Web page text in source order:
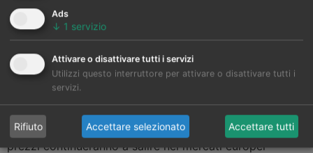
Leprevisioni di prezzodiAleaSoft Energy Forecasting
indicano che, nella prima settimana di novembre, i
prezzi continueranno a salire nei mercati europei
Ads
↓ 1 servizio
Attivare o disattivare tutti i servizi
Utilizzi questo interruttore per attivare o disattivare tutti i
servizi.
Rifiuto Accettare selezionato Accettare tutti